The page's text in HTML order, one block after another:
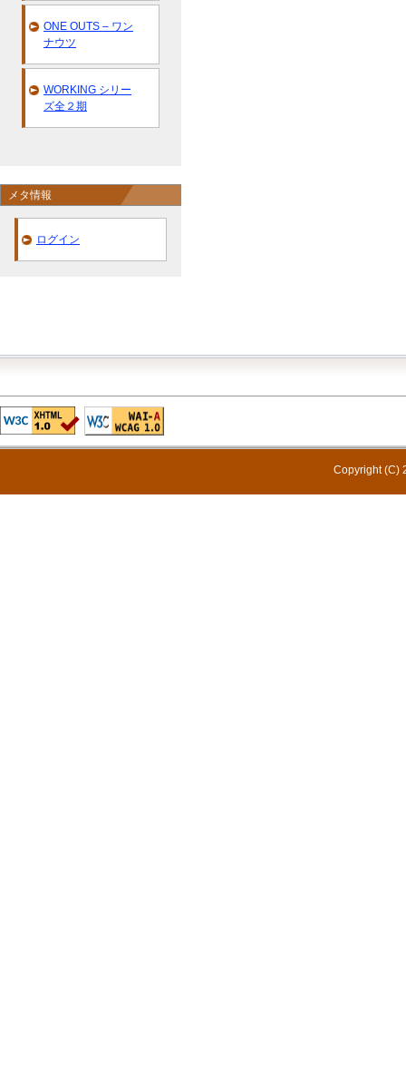
ONE OUTS – ワン
ナウツ
WORKING シリー
ズ全２期
メタ情報
ログイン
Copyright (C)